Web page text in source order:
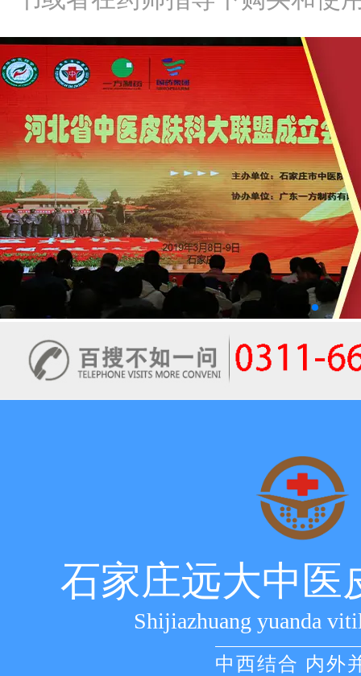
石家庄远大中医
Shijiazhuang yuanda
中西结合 内外